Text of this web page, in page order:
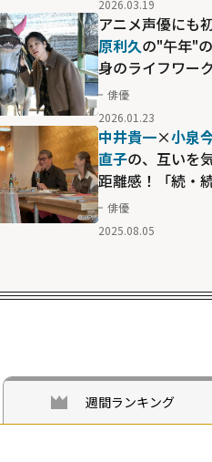
2026.03.19
アニメ声優にも
原利久の"午年"
身のライフワー
き冠バラエティ
た、新年への意気
俳優
2026.01.23
中井貴一×小泉
直子の、互いを
距離感！「続・
二番目の恋」放
た、リアルな「3
俳優
2025.08.05
週間ランキング